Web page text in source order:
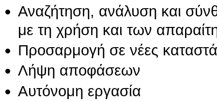
Αναζήτηση, ανάλυση και
με τη χρήση και των
Προσαρμογή σε νέες
Λήψη αποφάσεων
Αυτόνομη εργασία